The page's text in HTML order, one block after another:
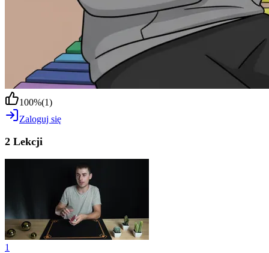
100%(1)
Zaloguj się
2 Lekcji
1